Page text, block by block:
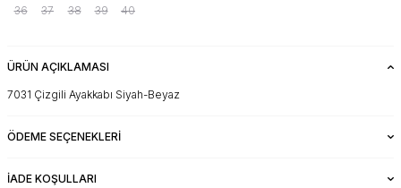
36 37 38 39 40
ÜRÜN AÇIKLAMASI
7031 Çizgili Ayakkabı Siyah-Beyaz
ÖDEME SEÇENEKLERI
İADE KOŞULLARI